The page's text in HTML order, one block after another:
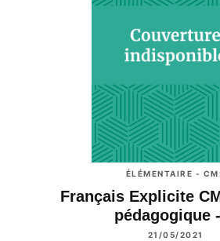
ÉLÉMENTAIRE -
Français Explicite
pédagogique
21/05/2021